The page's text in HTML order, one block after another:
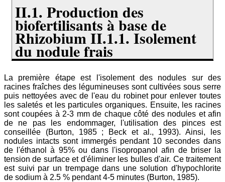
II.1. Production des
biofertilisants à base de
Rhizobium II.1.1. Isolement
du nodule frais
La première étape est l'isolement des nodules sur des
racines fraîches des légumineuses sont cultivées sous serre
puis nettoyées avec de l'eau du robinet pour enlever toutes
les saletés et les particules organiques. Ensuite, les racines
sont coupées à 2-3 mm de chaque côté des nodules et afin
de ne pas les endommager, l'utilisation des pinces est
conseillée (Burton, 1985 ; Beck et al., 1993). Ainsi, les
nodules intacts sont immergés pendant 10 secondes dans
de l'éthanol à 95% ou dans l'isopropanol afin de briser la
tension de surface et d'éliminer les bulles d'air. Ce traitement
est suivi par un trempage dans une solution d'hypochlorite
de sodium à 2.5 % pendant 4-5 minutes (Burton, 1985).